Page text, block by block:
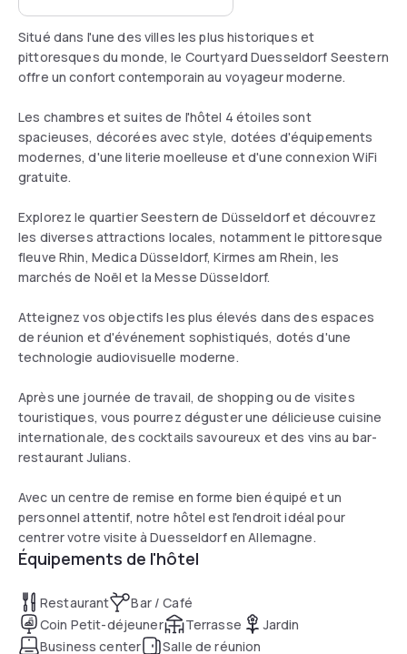
Situé dans l'une des villes les plus historiques et
pittoresques du monde, le Courtyard Duesseldorf Seestern
offre un confort contemporain au voyageur moderne.
Les chambres et suites de l'hôtel 4 étoiles sont
spacieuses, décorées avec style, dotées d'équipements
modernes, d'une literie moelleuse et d'une connexion WiFi
gratuite.
Explorez le quartier Seestern de Düsseldorf et découvrez
les diverses attractions locales, notamment le pittoresque
fleuve Rhin, Medica Düsseldorf, Kirmes am Rhein, les
marchés de Noël et la Messe Düsseldorf.
Atteignez vos objectifs les plus élevés dans des espaces
de réunion et d'événement sophistiqués, dotés d'une
technologie audiovisuelle moderne.
Après une journée de travail, de shopping ou de visites
touristiques, vous pourrez déguster une délicieuse cuisine
internationale, des cocktails savoureux et des vins au bar-
restaurant Julians.
Avec un centre de remise en forme bien équipé et un
personnel attentif, notre hôtel est l'endroit idéal pour
centrer votre visite à Duesseldorf en Allemagne.
Équipements de l'hôtel
Restaurant
Bar / Café
Coin Petit-déjeuner
Terrasse
Jardin
Business center
Salle de réunion